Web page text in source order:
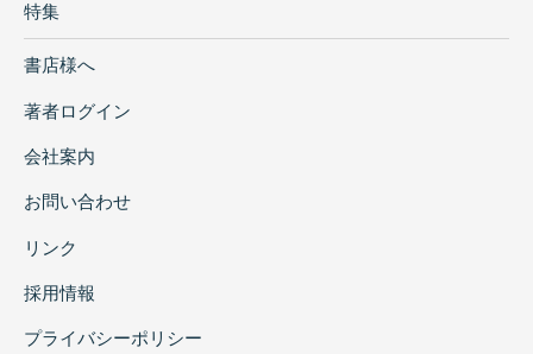
特集
書店様へ
著者ログイン
会社案内
お問い合わせ
リンク
採用情報
プライバシーポリシー